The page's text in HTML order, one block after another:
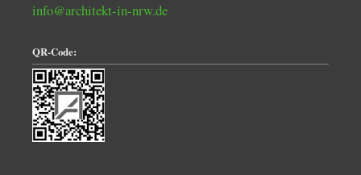
info@architekt-in-nrw.de
QR-Code: